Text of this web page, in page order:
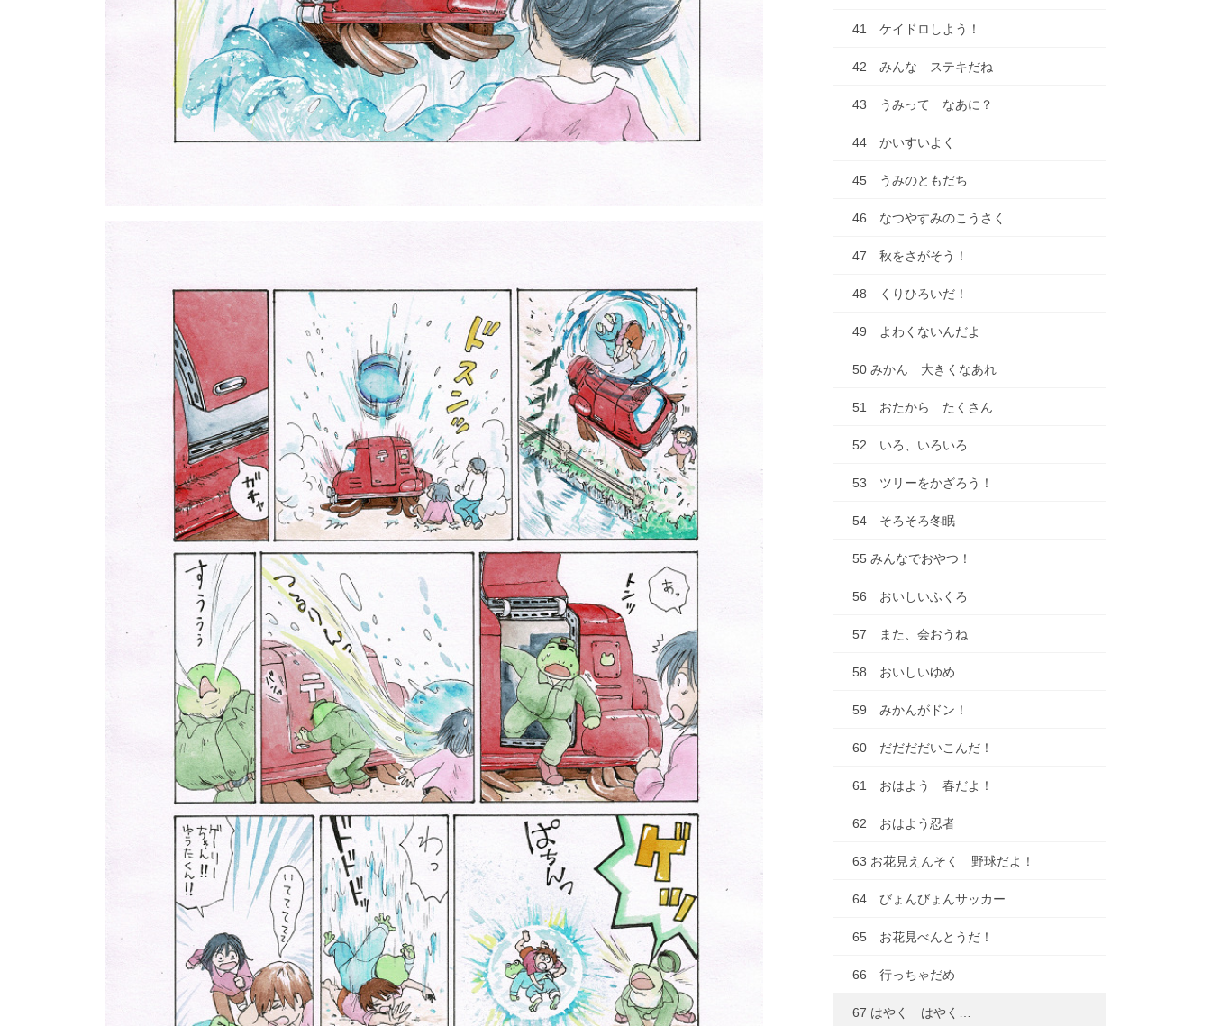
41 ケイドロしよう！
42 みんな ステキだね
43 うみって なあに？
44 かいすいよく
45 うみのともだち
46 なつやすみのこうさく
47 秋をさがそう！
48 くりひろいだ！
49 よわくないんだよ
50 みかん 大きくなあれ
51 おたから たくさん
52 いろ、いろいろ
53 ツリーをかざろう！
54 そろそろ冬眠
55 みんなでおやつ！
56 おいしいふくろ
57 また、会おうね
58 おいしいゆめ
59 みかんがドン！
60 だだだだいこんだ！
61 おはよう 春だよ！
62 おはよう忍者
63 お花見えんそく 野球だよ！
64 びょんびょんサッカー
65 お花見べんとうだ！
66 行っちゃだめ
67 はやく はやく…